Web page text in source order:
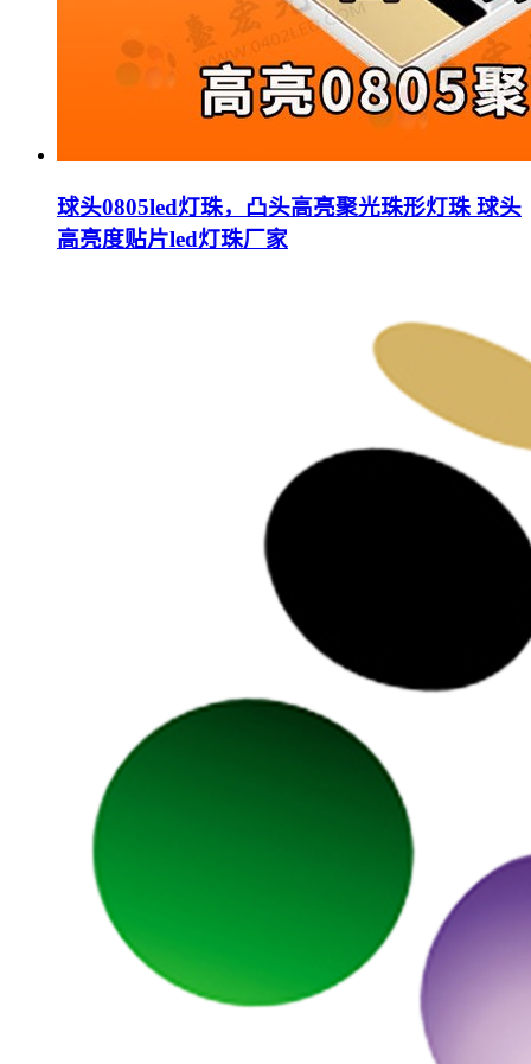
球头0805led灯珠，凸头高亮聚光珠形灯珠 球头
高亮度贴片led灯珠厂家